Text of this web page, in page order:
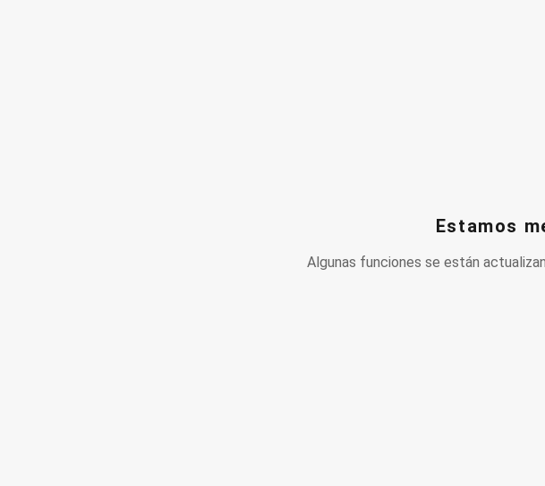
Estamos
Algunas funciones se están